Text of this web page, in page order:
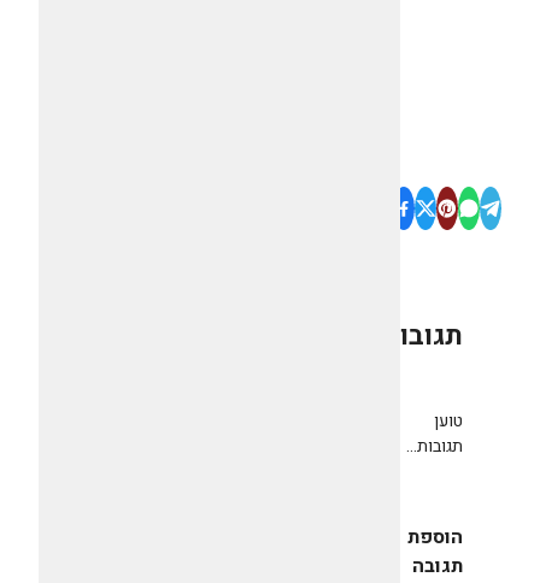
תגובות
טוען
תגובות...
הוספת
תגובה